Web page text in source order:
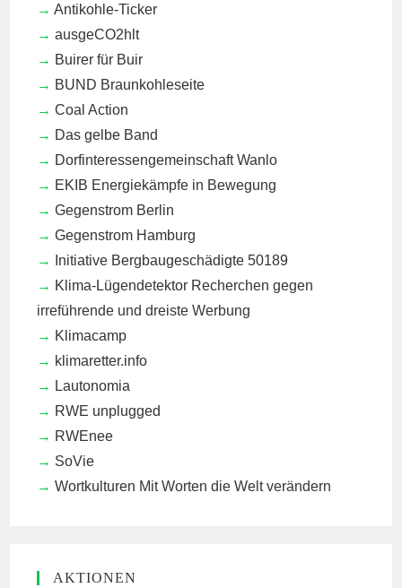
Antikohle-Ticker
ausgeCO2hlt
Buirer für Buir
BUND Braunkohleseite
Coal Action
Das gelbe Band
Dorfinteressengemeinschaft Wanlo
EKIB Energiekämpfe in Bewegung
Gegenstrom Berlin
Gegenstrom Hamburg
Initiative Bergbaugeschädigte 50189
Klima-Lügendetektor Recherchen gegen
irreführende und dreiste Werbung
Klimacamp
klimaretter.info
Lautonomia
RWE unplugged
RWEnee
SoVie
Wortkulturen Mit Worten die Welt verändern
AKTIONEN